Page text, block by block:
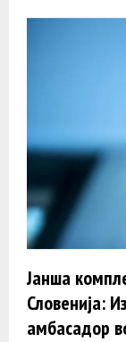
Јанша
Словенија:
амбасадор